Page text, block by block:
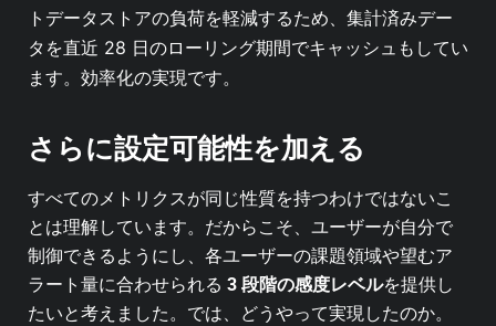
トデータストアの負荷を軽減するため、集計済みデー
タを直近 28 日のローリング期間でキャッシュもしてい
ます。効率化の実現です。
さらに設定可能性を加える
すべてのメトリクスが同じ性質を持つわけではないこ
とは理解しています。だからこそ、ユーザーが自分で
制御できるようにし、各ユーザーの課題領域や望むア
ラート量に合わせられる 3 段階の感度レベルを提供し
たいと考えました。では、どうやって実現したのか。